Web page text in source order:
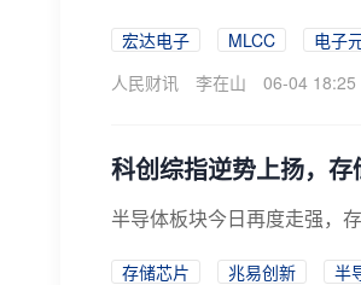
宏达电子 MLCC
电子
人民财讯
李在山 06-04 18:25
科创综指逆势上扬，
半导体板块今日再度走强，
存储芯片 兆易创新
半